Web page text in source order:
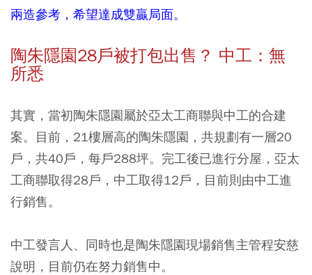
兩造參考，希望達成雙贏局面。
陶朱隱園28戶被打包出售？ 中工：無
所悉
其實，當初陶朱隱園屬於亞太工商聯與中工的合建
案。目前，21樓層高的陶朱隱園，共規劃有一層20
戶，共40戶，每戶288坪。完工後已進行分屋，亞太
工商聯取得28戶，中工取得12戶，目前則由中工進
行銷售。
中工發言人、同時也是陶朱隱園現場銷售主管程安慈
說明，目前仍在努力銷售中。